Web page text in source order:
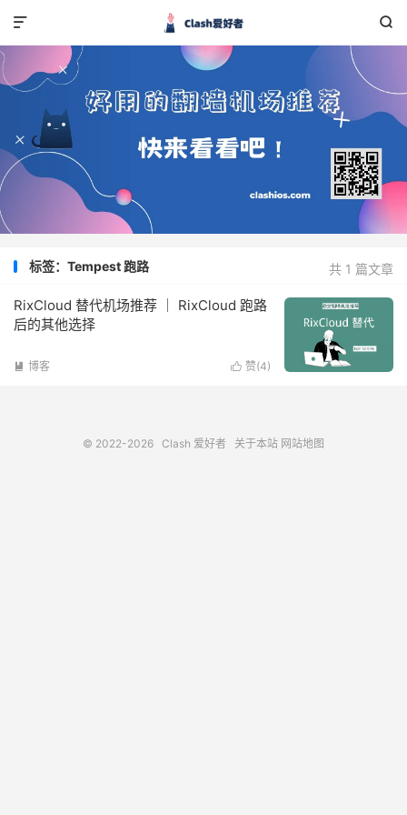


共 1 篇文章
标签：Tempest 跑路
RixCloud 替代机场推荐 ｜ RixCloud 跑路
后的其他选择
 赞(4)
 博客
© 2022-2026 Clash 爱好者 关于本站 网站地图